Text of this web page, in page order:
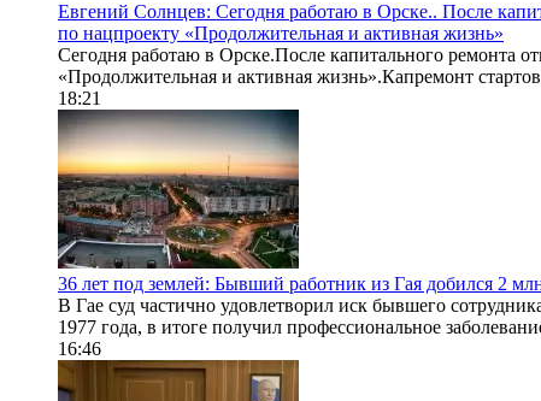
Евгений Солнцев: Сегодня работаю в Орске.. После
по нацпроекту «Продолжительная и активная жизнь»
Сегодня работаю в Орске.После капитального ремонта
«Продолжительная и активная жизнь».Капремонт
18:21
36 лет под землей: Бывший работник из Гая добился 2
В Гае суд частично удовлетворил иск бывшего
1977 года, в итоге получил профессиональное
16:46